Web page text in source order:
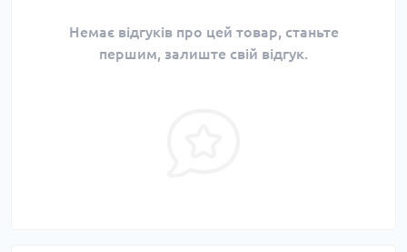
Немає відгуків про цей товар, станьте
першим, залиште свій відгук.